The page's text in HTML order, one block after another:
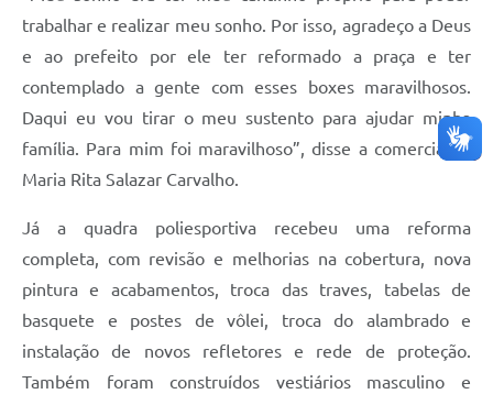
trabalhar e realizar meu sonho. Por isso, agradeço a Deus
e ao prefeito por ele ter reformado a praça e ter
contemplado a gente com esses boxes maravilhosos.
Daqui eu vou tirar o meu sustento para ajudar minha
família. Para mim foi maravilhoso”, disse a comerciante
Maria Rita Salazar Carvalho.
Já a quadra poliesportiva recebeu uma reforma
completa, com revisão e melhorias na cobertura, nova
pintura e acabamentos, troca das traves, tabelas de
basquete e postes de vôlei, troca do alambrado e
instalação de novos refletores e rede de proteção.
Também foram construídos vestiários masculino e